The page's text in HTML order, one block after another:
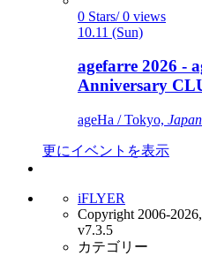
0 Stars/ 0 views
10.11 (Sun)
agefarre 2026 -
Anniversary
ageHa / Tokyo, Japan
更にイベントを表示
iFLYER
Copyright 2006-2026,
v7.3.5
カテゴリー